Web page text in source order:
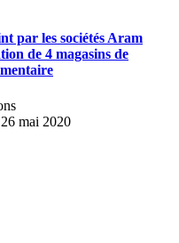
par les sociétés Aram
de 4 magasins de
mai 2020